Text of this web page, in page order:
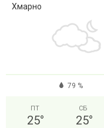
Хмарно
79 %
ПТ
25°
СБ
25°